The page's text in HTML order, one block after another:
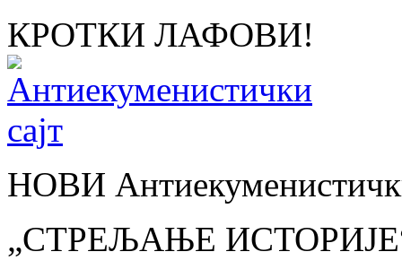
КРОТКИ ЛАФОВИ!
НОВИ
„СТРЕЉАЊЕ